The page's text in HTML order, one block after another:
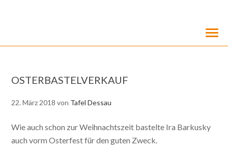
OSTERBASTELVERKAUF
22. März 2018 von Tafel Dessau
Wie auch schon zur Weihnachtszeit bastelte Ira Barkusky
auch vorm Osterfest für den guten Zweck.